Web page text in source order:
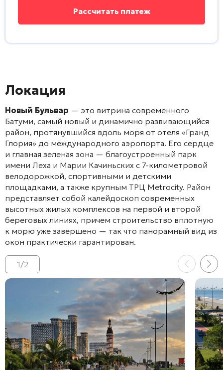
Локация
Новый Бульвар — это витрина современного
Батуми, самый новый и динамично развивающийся
район, протянувшийся вдоль моря от отеля «Гранд
Глория» до международного аэропорта. Его сердце
и главная зеленая зона — благоустроенный парк
имени Леха и Марии Качиньских с 7-километровой
велодорожкой, спортивными и детскими
площадками, а также крупным ТРЦ Metrocity. Район
представляет собой калейдоскоп современных
высотных жилых комплексов на первой и второй
береговых линиях, причем строительство вплотную
к морю уже завершено — так что панорамный вид из
окон практически гарантирован.
1/2